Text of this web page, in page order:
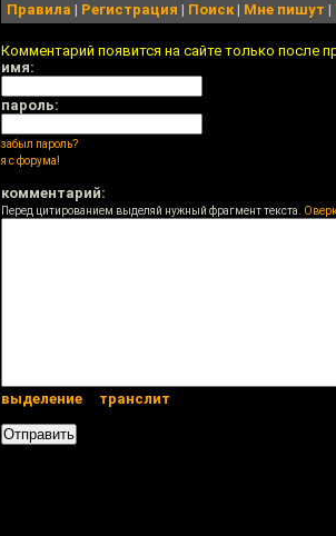
Правила | Регистрация | Поиск| Мне пишут |
Комментарий появится на сайте только после
имя:
пароль:
забыл пароль?
я с форума!
комментарий:
Перед цитированием выделяй нужный фрагмент текста.
выделение транслит